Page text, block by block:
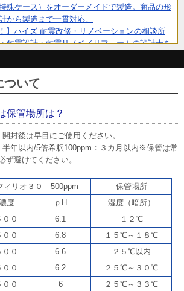
殊ケース）をオーダーメイドで製造。商品の形
から製造まで一貫対応。
】ハイズ 耐震改修・リノベーションの相談所
耐震設計・耐震リノベ／リフォームの設計士を
性能向上・省エネ・建て替えのご相談にも対応
】株式会社Ringing（横浜市）：クラウドPBX・
ォン&チャット統合型の法人向けIP電話アプリ
電工ナビ【関東版】なら、電気工事士として働
】株式会社カーテン・じゅうたん王国（東京都
テンの失敗しない選び方をカーテンマイスター
説。
んターゲットの広告なら鮮度の高い会員情報を
babycoへ出稿しませんか？
】MIRASENT（ミラセント）は、止まると困る
予兆診断。故障データが少ない現場でもOK。中
全をサポートします。
】ギグワークスクロスアイティ株式会社（東京
をすべて動画でフル録画するクラウド型ツール
月額3,000円/台〜
】株式会社EffortlessConsulting（東京都港
ついて
保管場所は？
封後は早目にご使用ください。
年以内/5倍希釈100ppm：３カ月以内※保管は常
ず避けてください。
ィリオ３０ 500ppm
保管場所
度
ｐH
湿度（暗所）
００ 6.1
１２℃
００ 6.8
１５℃～１８℃
００ 6.6
２５℃以内
００ 6.2
２５℃～３０℃
００ 6
２５℃～３３℃